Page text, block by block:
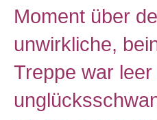
Moment über
unwirkliche,
Treppe war